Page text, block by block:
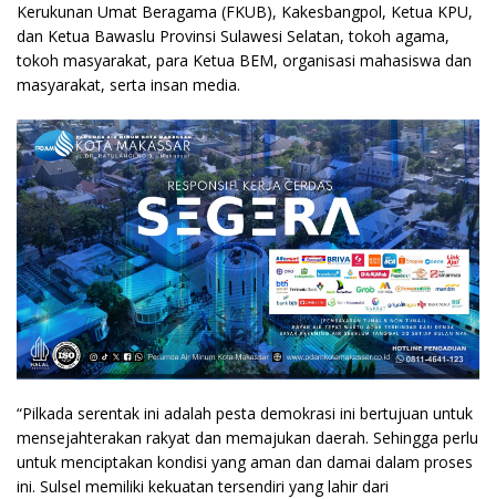
Kerukunan Umat Beragama (FKUB), Kakesbangpol, Ketua KPU,
dan Ketua Bawaslu Provinsi Sulawesi Selatan, tokoh agama,
tokoh masyarakat, para Ketua BEM, organisasi mahasiswa dan
masyarakat, serta insan media.
“Pilkada serentak ini adalah pesta demokrasi ini bertujuan untuk
mensejahterakan rakyat dan memajukan daerah. Sehingga perlu
untuk menciptakan kondisi yang aman dan damai dalam proses
ini. Sulsel memiliki kekuatan tersendiri yang lahir dari